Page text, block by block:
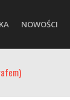
NOWOŚCI